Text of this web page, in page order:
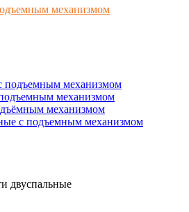
механизмом
подъемным механизмом
механизмом
механизмом
с подъемным механизмом
двуспальные